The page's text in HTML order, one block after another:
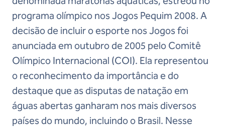
programa olímpico nos Jogos Pequim 2008. A
decisão de incluir o esporte nos Jogos foi
anunciada em outubro de 2005 pelo Comitê
Olímpico Internacional (COI). Ela representou
o reconhecimento da importância e do
destaque que as disputas de natação em
águas abertas ganharam nos mais diversos
países do mundo, incluindo o Brasil. Nesse